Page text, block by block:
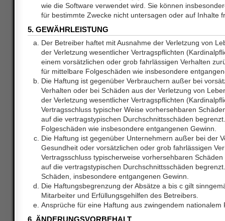
wie die Software verwendet wird. Sie können
für bestimmte Zwecke nicht untersagen oder auf Inhalte
5. GEWÄHRLEISTUNG
Der Betreiber haftet mit Ausnahme der Verletzung von
der Verletzung wesentlicher Vertragspflichten
einem vorsätzlichen oder grob fahrlässigen Verhalten
für mittelbare Folgeschäden wie insbesondere
Die Haftung ist gegenüber Verbrauchern außer bei
Verhalten oder bei Schäden aus der Verletzung von
der Verletzung wesentlicher Vertragspflichten
Vertragsschluss typischer Weise vorhersehbaren
auf die vertragstypischen Durchschnittsschäden
Folgeschäden wie insbesondere entgangenen Gewinn.
Die Haftung ist gegenüber Unternehmern außer bei der
Gesundheit oder vorsätzlichen oder grob fahrlässigen
Vertragsschluss typischerweise vorhersehbaren
auf die vertragstypischen Durchschnittsschäden
Schäden, insbesondere entgangenen Gewinn.
Die Haftungsbegrenzung der Absätze a bis c gilt
Mitarbeiter und Erfüllungsgehilfen des Betreibers.
Ansprüche für eine Haftung aus zwingendem nationalem